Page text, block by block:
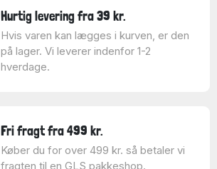
Hurtig levering fra 39 kr.
Hvis varen kan lægges i kurven, er den
på lager. Vi leverer indenfor 1-2
hverdage.
Fri fragt fra 499 kr.
Køber du for over 499 kr. så betaler vi
fragten til en GLS pakkeshop.